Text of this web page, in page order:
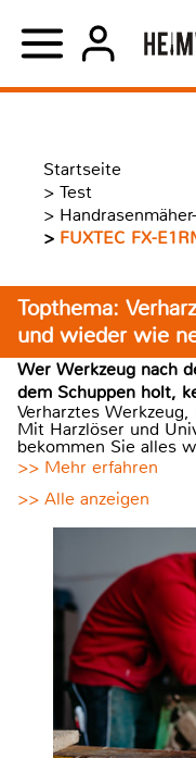
Startseite
> Test
>
> FUXTEC FX-
Topthema:
und wieder wie
Wer Werkzeug nach
dem Schuppen holt,
Verharztes
Mit Harzlöser und
bekommen Sie alles
>> Mehr erfahren
>> Alle anzeigen